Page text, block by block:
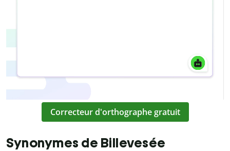
Correcteur d'orthographe gratuit
Synonymes de Billevesée